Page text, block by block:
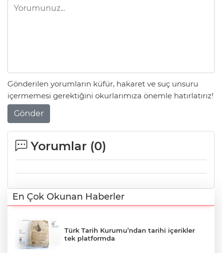
Gönderilen yorumların küfür, hakaret ve suç unsuru
içermemesi gerektiğini okurlarımıza önemle hatırlatırız!
Gönder
Yorumlar (0)
En Çok Okunan Haberler
Türk Tarih Kurumu’ndan tarihi içerikler
tek platformda